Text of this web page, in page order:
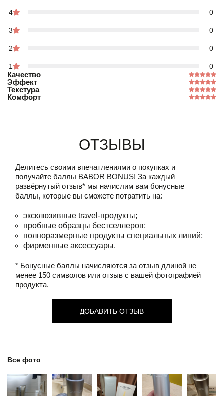
4 0
3 0
2 0
1 0
Качество
Эффект
Текстура
Комфорт
Отзывы
Делитесь своими впечатлениями о покупках и
получайте баллы BABOR BONUS! За каждый
развёрнутый отзыв* мы начислим вам бонусные
баллы, которые вы сможете потратить на:
эксклюзивные travel-продукты;
пробные образцы бестселлеров;
полноразмерные продукты специальных линий;
фирменные аксессуары.
* Бонусные баллы начисляются за отзыв длиной не
менее 150 символов или отзыв с вашей фотографией
продукта.
ДОБАВИТЬ ОТЗЫВ
Все фото